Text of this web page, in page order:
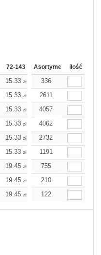
72-143 144-287 288 Dodaj
Asortyment ilość
15.33 zł 15.21zł
336
15.33 zł 15.21zł
2611
15.33 zł 15.21zł
4057
15.33 zł 15.21zł
4062
15.33 zł 15.21zł
2732
15.33 zł 15.21zł
1191
19.45 zł 19.28zł
755
19.45 zł 19.28zł
210
19.45 zł 19.28zł
122